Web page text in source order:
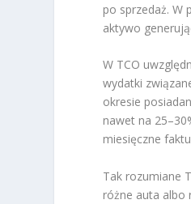
po sprzedaż. W
aktywo
W TCO
wydatki
okresie
nawet na
miesięczne
Tak rozumiane
różne auta albo